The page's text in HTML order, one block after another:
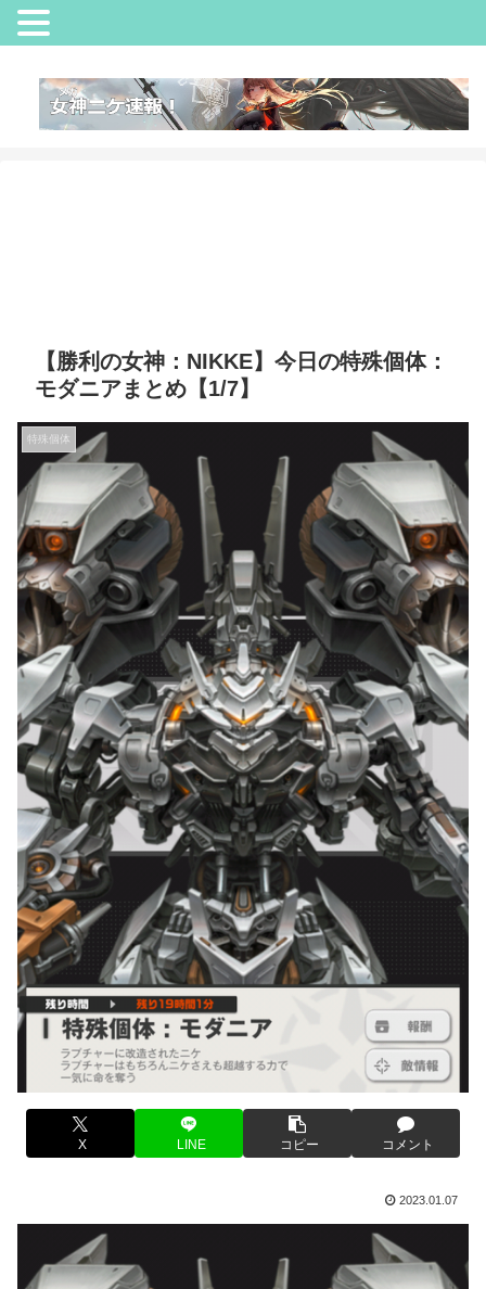
【勝利の女神：NIKKE】今日の特殊個体：
モダニアまとめ【1/7】
特殊個体
X LINE コピー コメント
2023.01.07